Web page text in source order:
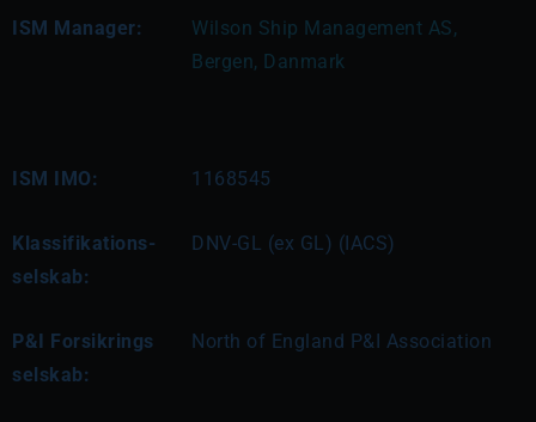
ISM Manager:
Wilson Ship Management AS,
Bergen, Danmark
ISM IMO: 1168545
Klassifikations-
selskab:
DNV-GL (ex GL) (IACS)
P&I Forsikrings
selskab:
North of England P&I Association